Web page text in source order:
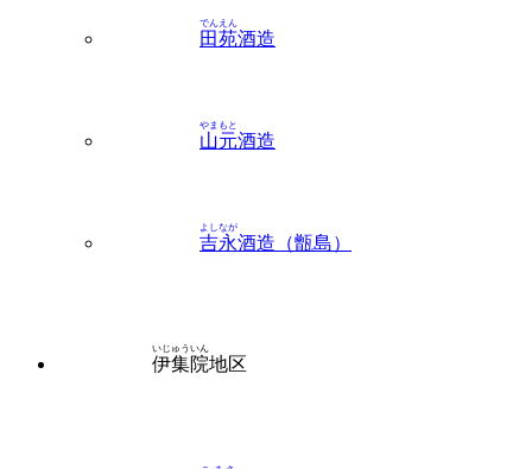
田苑
でんえん
酒造
山元
やまもと
酒造
吉永
よしなが
酒造（甑島）
伊集院
いじゅういん
地区